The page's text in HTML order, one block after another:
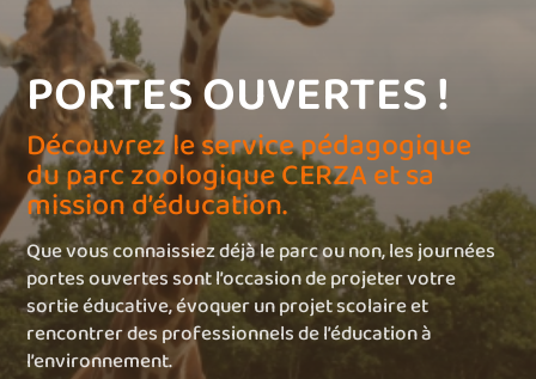
PORTES OUVERTES !
Découvrez le service pédagogique
du parc zoologique CERZA et sa
mission d’éducation.
Que vous connaissiez déjà le parc ou non, les journées
portes ouvertes sont l’occasion de projeter votre
sortie éducative, évoquer un projet scolaire et
rencontrer des professionnels de l’éducation à
l’environnement.